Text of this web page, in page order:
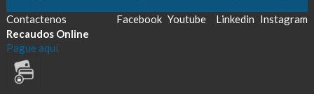
Contactenos Facebook Youtube Linkedin Instagram
Recaudos Online
Pague aquí